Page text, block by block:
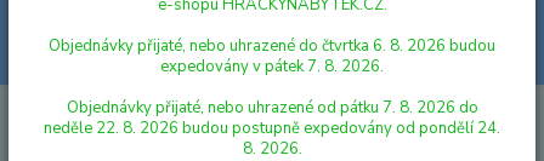
Hledat
HRAČKY NA VEN A SPORT
Kluzák Lopata Mrazík plast 58x35cm
červený
e-shopu HRACKYNABYTEK.CZ.
Objednávky přijaté, nebo uhrazené do čtvrtka 6. 8. 2026 budou
expedovány v pátek 7. 8. 2026.
Objednávky přijaté, nebo uhrazené od pátku 7. 8. 2026 do
neděle 22. 8. 2026 budou postupně expedovány od pondělí 24.
8. 2026.